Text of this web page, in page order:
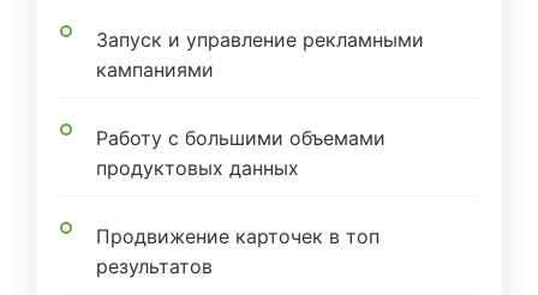
Запуск и управление рекламными
кампаниями
Работу с большими объемами
продуктовых данных
Продвижение карточек в топ
результатов